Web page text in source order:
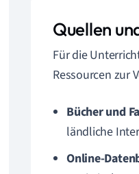
Quellen
Für die
Ressourcen zur
Bücher und
ländliche
Online-